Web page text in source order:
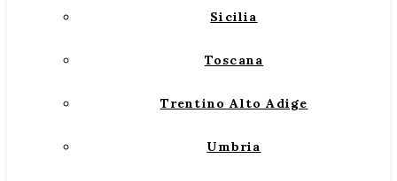
Sicilia
Toscana
Trentino Alto Adige
Umbria